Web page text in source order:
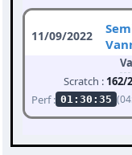
11/09/2022
Scratch : 162/
Perf : 01:30:35